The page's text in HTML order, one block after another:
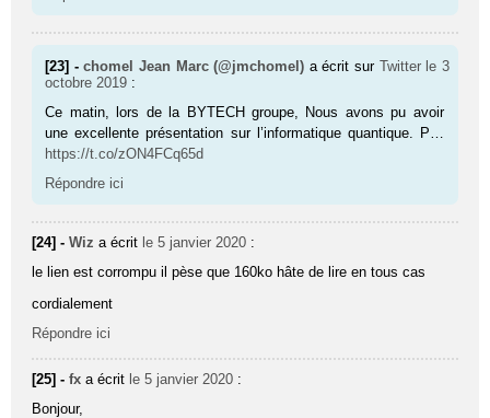
[23] -chomel Jean Marc (@jmchomel) a écrit sur Twitter le 3
octobre 2019 :
Ce matin, lors de la BYTECH groupe, Nous avons pu avoir
une excellente présentation sur l’informatique quantique. P…
https://t.co/zON4FCq65d
Répondre ici
[24] -Wiz a écrit le 5 janvier 2020 :
le lien est corrompu il pèse que 160ko hâte de lire en tous cas
cordialement
Répondre ici
[25] -fx a écrit le 5 janvier 2020 :
Bonjour,